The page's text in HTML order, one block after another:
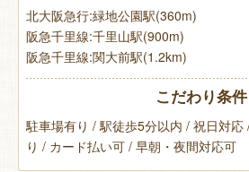
北大阪急行:緑地公園駅(360m)
阪急千里線:千里山駅(900m)
阪急千里線:関大前駅(1.2km)
こだわり条件
駐車場有り / 駅徒歩5分以内 / 祝日対
り / カード払い可 / 早朝・夜間対応可